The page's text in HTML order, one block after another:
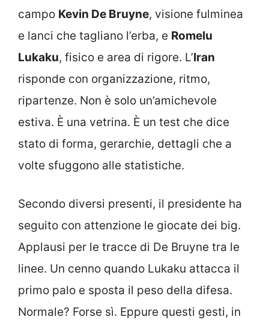
campo Kevin De Bruyne, visione fulminea
e lanci che tagliano l’erba, e Romelu
Lukaku, fisico e area di rigore. L’Iran
risponde con organizzazione, ritmo,
ripartenze. Non è solo un’amichevole
estiva. È una vetrina. È un test che dice
stato di forma, gerarchie, dettagli che a
volte sfuggono alle statistiche.
Secondo diversi presenti, il presidente ha
seguito con attenzione le giocate dei big.
Applausi per le tracce di De Bruyne tra le
linee. Un cenno quando Lukaku attacca il
primo palo e sposta il peso della difesa.
Normale? Forse sì. Eppure questi gesti, in